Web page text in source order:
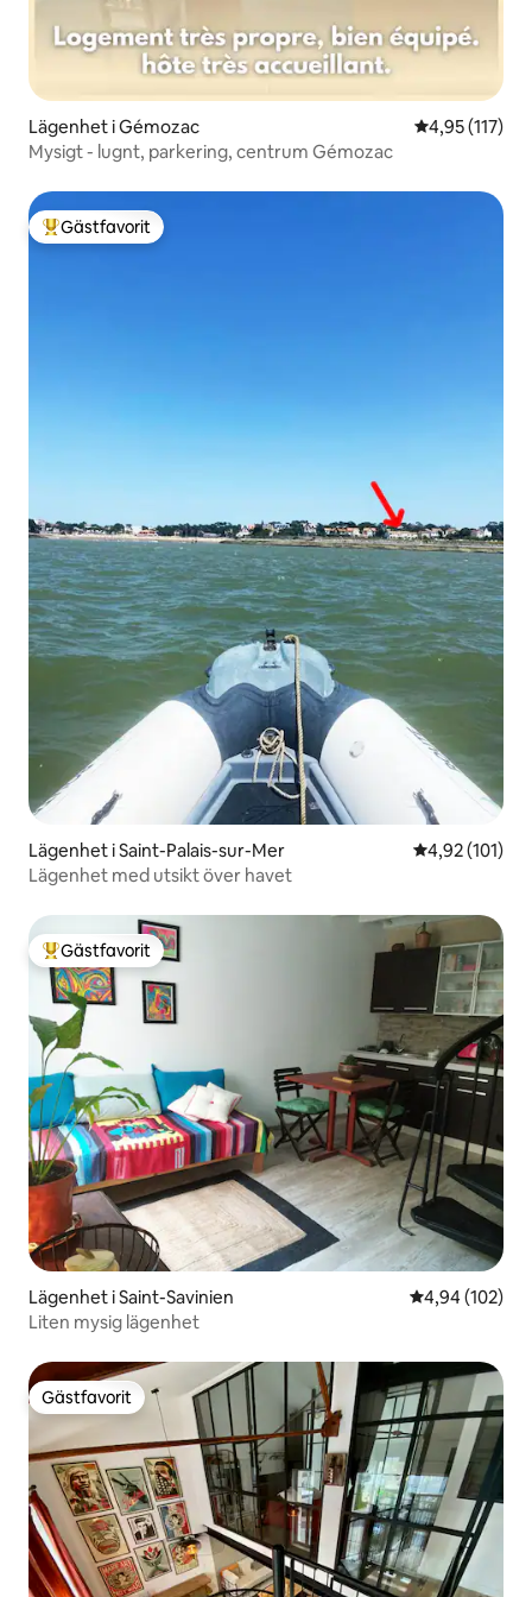
Lägenhet i Gémozac 4,95 av 5 i
4,95 (117)
Mysigt - lugnt, parkering, centrum Gémozac
Populär gästfavorit
Gästfavorit
Lägenhet i Saint-Palais-sur-Mer 4,92 av 5 i
4,92 (101)
Lägenhet med utsikt över havet
Populär gästfavorit
Gästfavorit
Lägenhet i Saint-Savinien 4,94 av 5 i
4,94 (102)
Liten mysig lägenhet
Gästfavorit
Gästfavorit